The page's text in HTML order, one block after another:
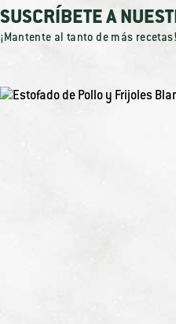
SUSCRÍBETE A
¡Mantente al tanto de más recetas!